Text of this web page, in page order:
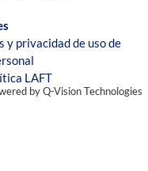
privacidad de uso de
LAFT
by Q-Vision Technologies